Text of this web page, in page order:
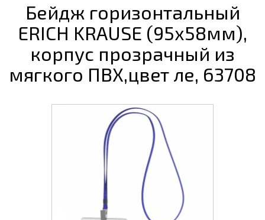
Бейдж горизонтальный
ERICH KRAUSE (95х58мм),
корпус прозрачный из
мягкого ПВХ,цвет ле, 63708